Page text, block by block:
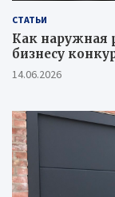
СТАТЬИ
Как наружная
бизнесу
14.06.2026